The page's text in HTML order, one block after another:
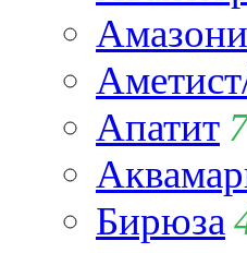
Апатит
Бирюза